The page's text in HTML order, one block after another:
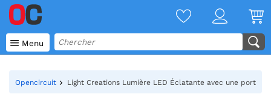
 Menu
Opencircuit Light Creations Lumière LED Éclatante avec une portée